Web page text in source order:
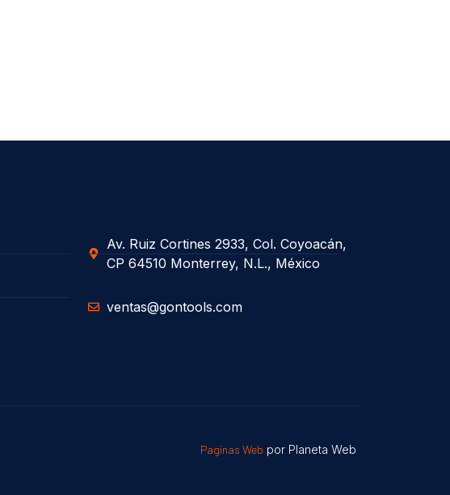
Av. Ruiz Cortines 2933, Col. Coyoacán,
CP 64510 Monterrey, N.L., México
ventas@gontools.com
Paginas Web por Planeta Web